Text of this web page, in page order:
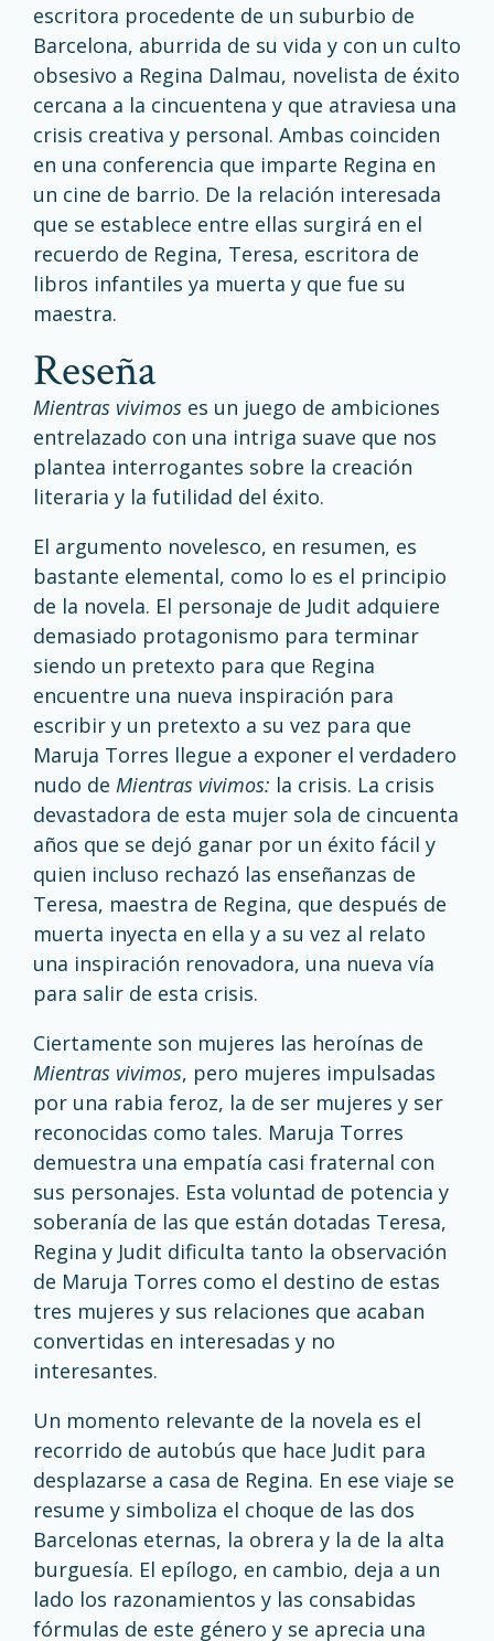
escritora procedente de un suburbio de
Barcelona, aburrida de su vida y con un culto
obsesivo a Regina Dalmau, novelista de éxito
cercana a la cincuentena y que atraviesa una
crisis creativa y personal. Ambas coinciden
en una conferencia que imparte Regina en
un cine de barrio. De la relación interesada
que se establece entre ellas surgirá en el
recuerdo de Regina, Teresa, escritora de
libros infantiles ya muerta y que fue su
maestra.
reseña
Mientras vivimos es un juego de ambiciones
entrelazado con una intriga suave que nos
plantea interrogantes sobre la creación
literaria y la futilidad del éxito.
El argumento novelesco, en resumen, es
bastante elemental, como lo es el principio
de la novela. El personaje de Judit adquiere
demasiado protagonismo para terminar
siendo un pretexto para que Regina
encuentre una nueva inspiración para
escribir y un pretexto a su vez para que
Maruja Torres llegue a exponer el verdadero
nudo de Mientras vivimos: la crisis. La crisis
devastadora de esta mujer sola de cincuenta
años que se dejó ganar por un éxito fácil y
quien incluso rechazó las enseñanzas de
Teresa, maestra de Regina, que después de
muerta inyecta en ella y a su vez al relato
una inspiración renovadora, una nueva vía
para salir de esta crisis.
Ciertamente son mujeres las heroínas de
Mientras vivimos, pero mujeres impulsadas
por una rabia feroz, la de ser mujeres y ser
reconocidas como tales. Maruja Torres
demuestra una empatía casi fraternal con
sus personajes. Esta voluntad de potencia y
soberanía de las que están dotadas Teresa,
Regina y Judit dificulta tanto la observación
de Maruja Torres como el destino de estas
tres mujeres y sus relaciones que acaban
convertidas en interesadas y no
interesantes.
Un momento relevante de la novela es el
recorrido de autobús que hace Judit para
desplazarse a casa de Regina. En ese viaje se
resume y simboliza el choque de las dos
Barcelonas eternas, la obrera y la de la alta
burguesía. El epílogo, en cambio, deja a un
lado los razonamientos y las consabidas
fórmulas de este género y se aprecia una